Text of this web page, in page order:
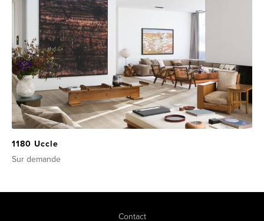
1180 Uccle
Sur demande
Contact